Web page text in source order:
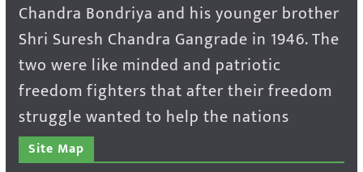
Chandra Bondriya and his younger brother
Shri Suresh Chandra Gangrade in 1946. The
two were like minded and patriotic
freedom fighters that after their freedom
struggle wanted to help the nations
Site Map